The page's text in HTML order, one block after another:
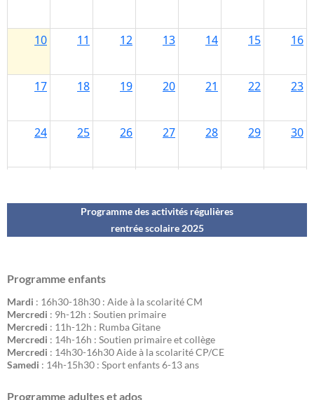
Programme des activités régulières
rentrée scolaire 2025
Programme enfants
Mardi : 16h30-18h30 : Aide à la scolarité CM
Mercredi : 9h-12h : Soutien primaire
Mercredi : 11h-12h : Rumba Gitane
Mercredi : 14h-16h : Soutien primaire et collège
Mercredi : 14h30-16h30 Aide à la scolarité CP/CE
Samedi : 14h-15h30 : Sport enfants 6-13 ans
Programme adultes et ados